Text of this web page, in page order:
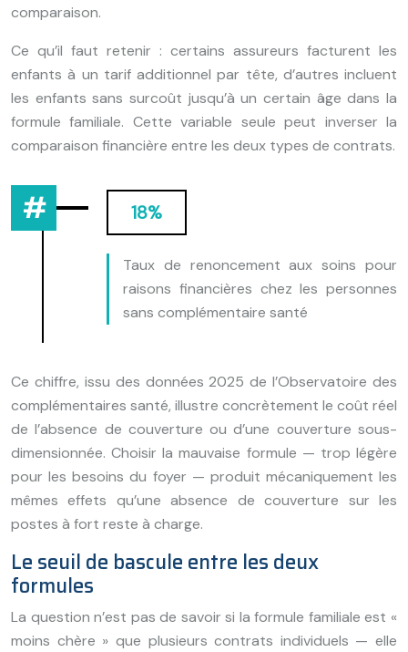
comparaison.
Ce qu’il faut retenir : certains assureurs facturent les
enfants à un tarif additionnel par tête, d’autres incluent
les enfants sans surcoût jusqu’à un certain âge dans la
formule familiale. Cette variable seule peut inverser la
comparaison financière entre les deux types de contrats.
18%
Taux de renoncement aux soins pour
raisons financières chez les personnes
sans complémentaire santé
Ce chiffre, issu des données 2025 de l’Observatoire des
complémentaires santé, illustre concrètement le coût réel
de l’absence de couverture ou d’une couverture sous-
dimensionnée. Choisir la mauvaise formule — trop légère
pour les besoins du foyer — produit mécaniquement les
mêmes effets qu’une absence de couverture sur les
postes à fort reste à charge.
Le seuil de bascule entre les deux
formules
La question n’est pas de savoir si la formule familiale est «
moins chère » que plusieurs contrats individuels — elle